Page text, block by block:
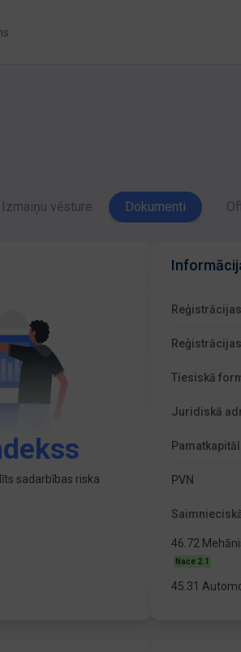
Izmaiņu vēsture Dokumenti
sadarbības riska
Tiesiskā
Juridiskā
PVN
46.72
Nace 2.1
45.31